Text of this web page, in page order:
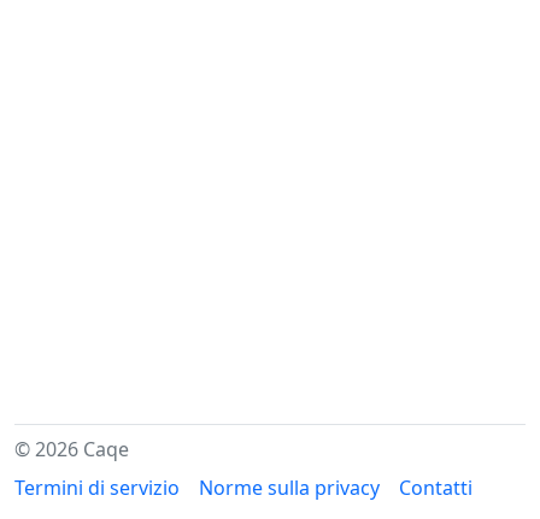
© 2026 Caqe
Termini di servizio
Norme sulla privacy Contatti